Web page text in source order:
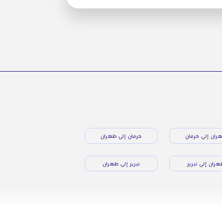
إلى كرمان كرمان إلى طهران
إلى تبريز تبريز إلى طهران